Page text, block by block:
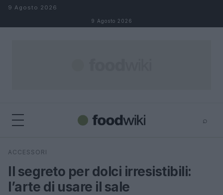
Salta al contenuto
9 Agosto 2026
9 Agosto 2026
⌕
Cerca
ACCESSORI
Il segreto per dolci irresistibili:
l’arte di usare il sale